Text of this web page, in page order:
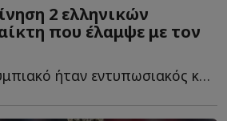
2 ελληνικών
που έλαμψε με τον
Κόντρα στον Ολυμπιακό ήταν εντυπωσιακός και ήδη δύο ε...